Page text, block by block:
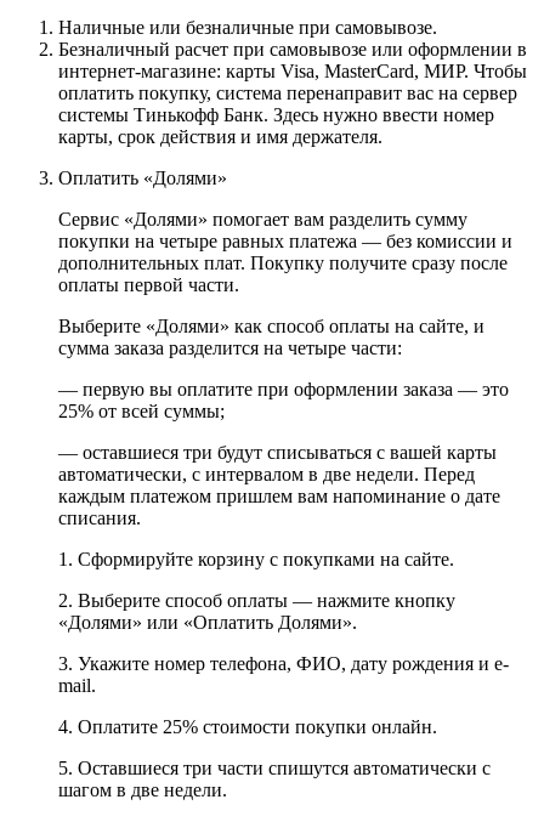
Наличные или безналичные при самовывозе.
Безналичный расчет при самовывозе или оформлении в
интернет-магазине: карты Visa, MasterCard, МИР. Чтобы
оплатить покупку, система перенаправит вас на сервер
системы Тинькофф Банк. Здесь нужно ввести номер
карты, срок действия и имя держателя.
Оплатить «Долями»
Сервис «Долями» помогает вам разделить сумму
покупки на четыре равных платежа — без комиссии и
дополнительных плат. Покупку получите сразу после
оплаты первой части.
Выберите «Долями» как способ оплаты на сайте, и
сумма заказа разделится на четыре части:
— первую вы оплатите при оформлении заказа — это
25% от всей суммы;
— оставшиеся три будут списываться с вашей карты
автоматически, с интервалом в две недели. Перед
каждым платежом пришлем вам напоминание о дате
списания.
1. Сформируйте корзину с покупками на сайте.
2. Выберите способ оплаты — нажмите кнопку
«Долями» или «Оплатить Долями».
3. Укажите номер телефона, ФИО, дату рождения и e-
mail.
4. Оплатите 25% стоимости покупки онлайн.
5. Оставшиеся три части спишутся автоматически с
шагом в две недели.